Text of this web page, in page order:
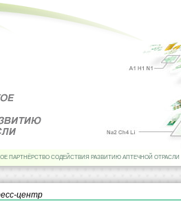
ПАРТНЁРСТВО СОДЕЙСТВИЯ РАЗВИТИЮ АПТЕЧНОЙ ОТРАСЛИ
центр